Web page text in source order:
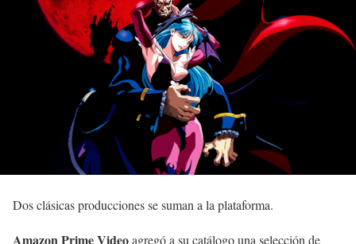
Dos clásicas producciones se suman a la plataforma.
Amazon Prime Videoagregó a su catálogo una selección de